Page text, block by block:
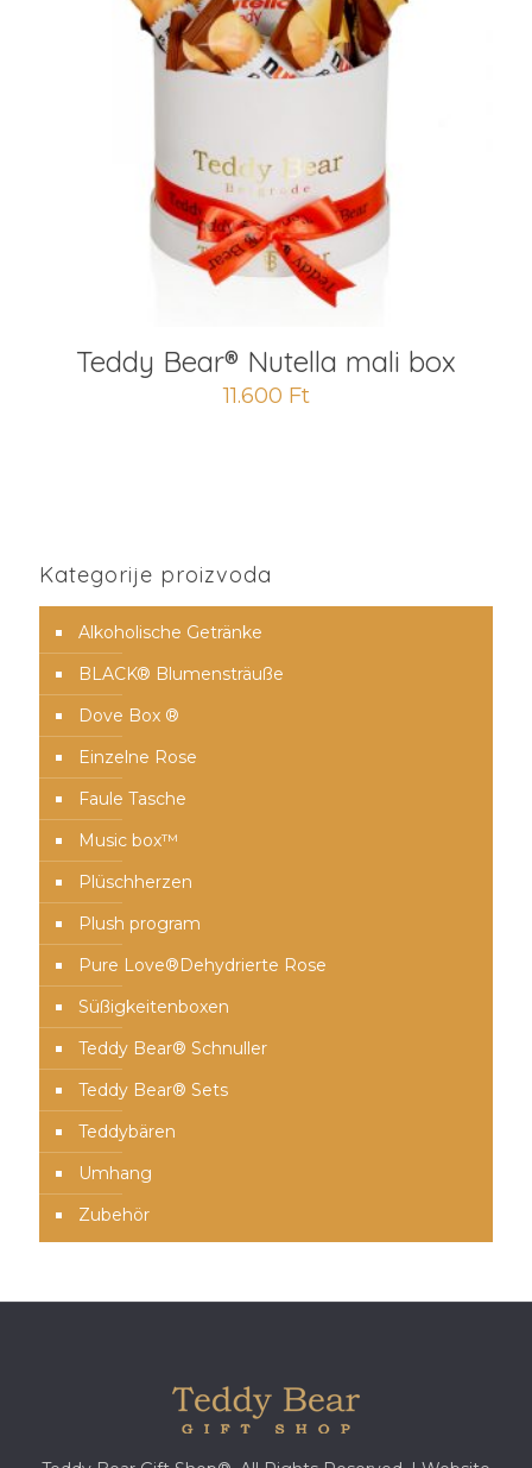
Teddy Bear® Nutella mali box
11.600 Ft
Kategorije proizvoda
Alkoholische Getränke
BLACK® Blumensträuße
Dove Box ®
Einzelne Rose
Faule Tasche
Music box™️
Plüschherzen
Plush program
Pure Love®️Dehydrierte Rose
Süßigkeitenboxen
Teddy Bear® Schnuller
Teddy Bear® Sets
Teddybären
Umhang
Zubehör